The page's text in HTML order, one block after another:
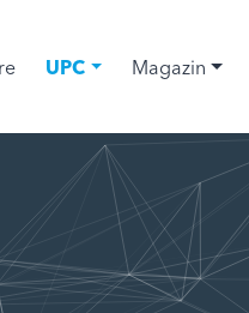
UPC Magazin